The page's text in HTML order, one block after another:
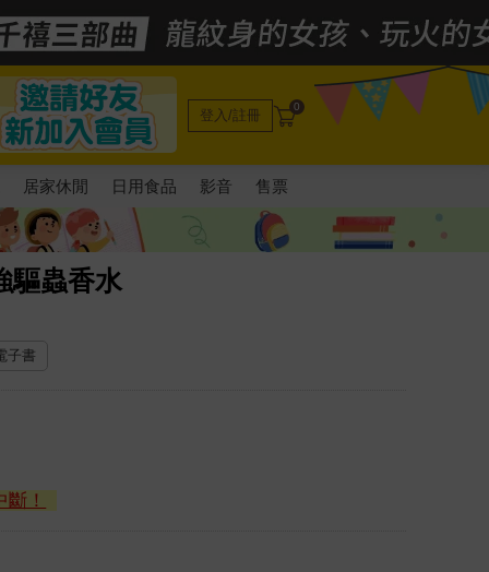
登入/註冊 0
居家休閒 日用食品 影音 售票
驅蟲香水
子書
！